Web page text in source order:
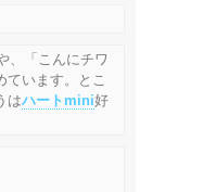
、「こんにチワ
ています。とこ
はハートmini好